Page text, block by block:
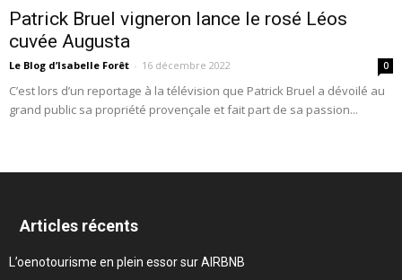
Patrick Bruel vigneron lance le rosé Léos
cuvée Augusta
Le Blog d’Isabelle Forêt - 16 décembre 2022 0
C’est lors d’un reportage à la télévision que Patrick Bruel a dévoilé au
grand public sa propriété provençale et fait part de sa passion...
Articles récents
L’oenotourisme en plein essor sur AIRBNB